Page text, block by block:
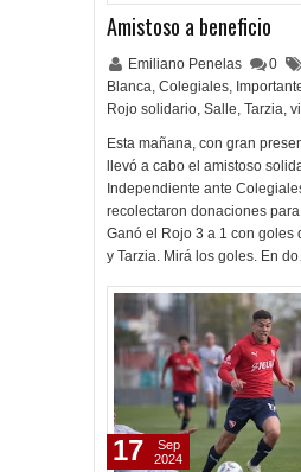
Amistoso a beneficio
Emiliano Penelas 0
Blanca, Colegiales,
Rojo solidario, Salle, Tarzia,
Esta mañana, con gran
llevó a cabo el amistoso
Independiente ante
recolectaron donaciones
Ganó el Rojo 3 a 1 con goles
y Tarzia. Mirá los goles. En
17
Sep
2024